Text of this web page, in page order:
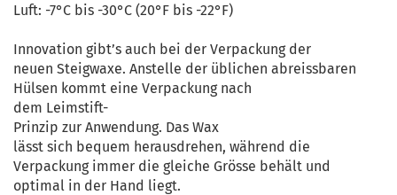
Luft: -7°C bis -30°C (20°F bis -22°F)
Innovation gibt’s auch bei der Verpackung der
neuen Steigwaxe. Anstelle der üblichen abreissbaren
Hülsen kommt eine Verpackung nach
dem Leimstift-
Prinzip zur Anwendung. Das Wax
lässt sich bequem herausdrehen, während die
Verpackung immer die gleiche Grösse behält und
optimal in der Hand liegt.